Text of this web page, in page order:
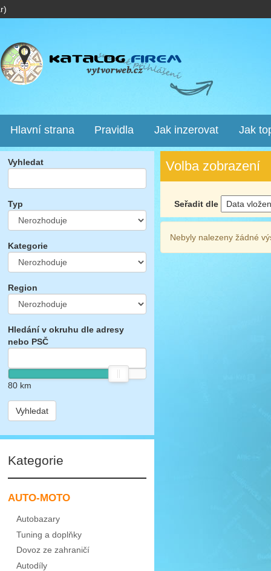
Hlavní strana Pravidla Jak inzerovat Jak
Vyhledat
Typ
Kategorie
Region
Hledání v okruhu dle adresy
nebo PSČ
80km
Vyhledat
Kategorie
AUTO-MOTO
Autobazary
Tuning a doplňky
Dovoz ze zahraničí
Autodíly
Volba zobrazení
Seřadit dle
Nebyly nalezeny žádné